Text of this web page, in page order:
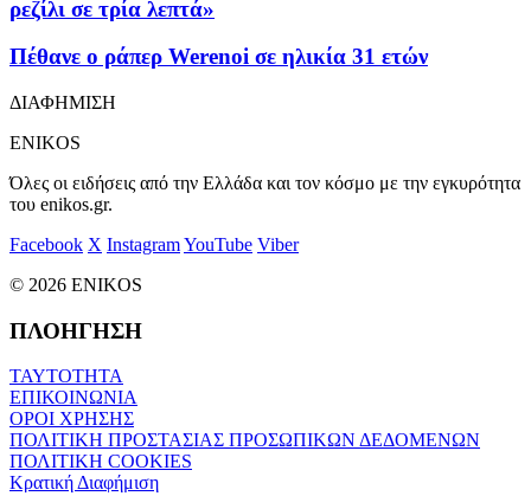
ρεζίλι σε τρία λεπτά»
Πέθανε ο ράπερ Werenoi σε ηλικία 31 ετών
ΔΙΑΦΗΜΙΣΗ
ENIKOS
Όλες οι ειδήσεις από την Ελλάδα και τον κόσμο με την εγκυρότητα
του enikos.gr.
Facebook X InstagramYouTube Viber
© 2026 ENIKOS
ΠΛΟΗΓΗΣΗ
ΤΑΥΤΟΤΗΤΑ
ΕΠΙΚΟΙΝΩΝΙΑ
ΟΡΟΙ ΧΡΗΣΗΣ
ΠΟΛΙΤΙΚΗ ΠΡΟΣΤΑΣΙΑΣ ΠΡΟΣΩΠΙΚΩΝ ΔΕΔΟΜΕΝΩΝ
ΠΟΛΙΤΙΚΗ COOKIES
Κρατική Διαφήμιση